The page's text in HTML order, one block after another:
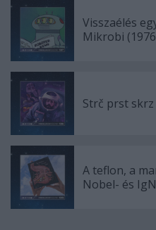
Visszaélés
Mikrobi
Strč prst
A teflon, a
Nobel- és